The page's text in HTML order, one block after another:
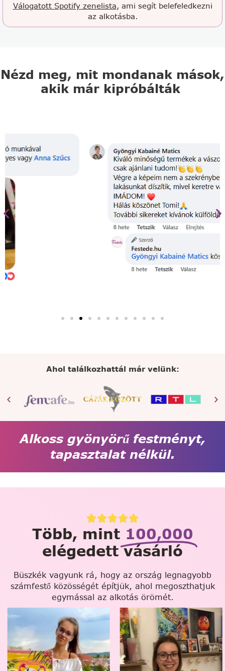
Válogatott Spotify zenelista, ami segít belefeledkezni
az alkotásba.
Nézd meg, mit mondanak mások,
akik már kipróbálták
Ahol találkozhattál már velünk:
Alkoss gyönyörű festményt,
tapasztalat nélkül.
Több, mint 100,000
elégedett vásárló
Büszkék vagyunk rá, hogy az ország legnagyobb
számfestő közösségét építjük, ahol megoszthatjuk
egymással az alkotás örömét.